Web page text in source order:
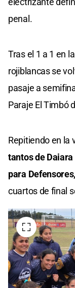
penal.
Tras el 1 a 1 en
rojiblancas se
pasaje a
Paraje El Timbó
Repitiendo en la
tantos de
para Defensores,
cuartos de final